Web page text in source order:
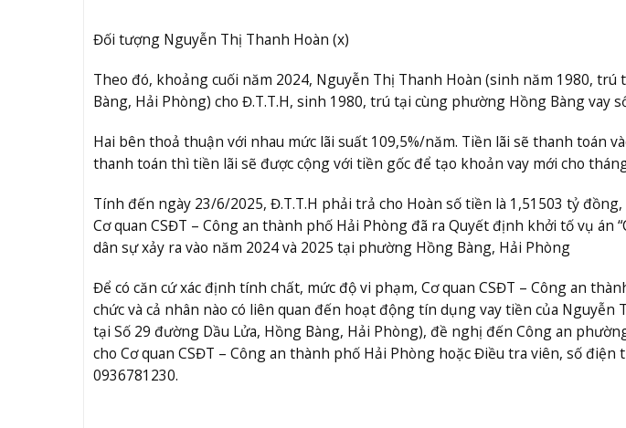
Đối tượng Nguyễn Thị Thanh Hoàn (x)
Theo đó, khoảng cuối năm 2024, Nguyễn Thị Thanh Hoàn (sinh năm 1980, trú
Bàng, Hải Phòng) cho Đ.T.T.H, sinh 1980, trú tại cùng phường Hồng Bàng vay
Hai bên thoả thuận với nhau mức lãi suất 109,5%/năm. Tiền lãi sẽ thanh toán
thanh toán thì tiền lãi sẽ được cộng với tiền gốc để tạo khoản vay mới cho
Tính đến ngày 23/6/2025, Đ.T.T.H phải trả cho Hoàn số tiền là 1,51503 tỷ
Cơ quan CSĐT – Công an thành phố Hải Phòng đã ra Quyết định khởi tố vụ án
dân sự xảy ra vào năm 2024 và 2025 tại phường Hồng Bàng, Hải Phòng
Để có căn cứ xác định tính chất, mức độ vi phạm, Cơ quan CSĐT – Công an
chức và cả nhân nào có liên quan đến hoạt động tín dụng vay tiền của Nguyễn
tại Số 29 đường Dầu Lửa, Hồng Bàng, Hải Phòng), đề nghị đến Công an
cho Cơ quan CSĐT – Công an thành phố Hải Phòng hoặc Điều tra viên, số điện
0936781230.